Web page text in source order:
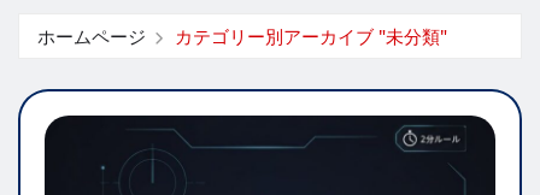
ホームページ カテゴリー別アーカイブ "未分類"